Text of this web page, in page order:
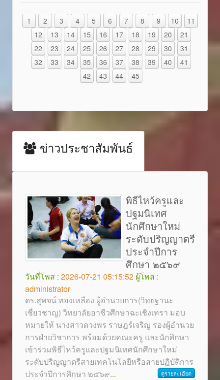
1 2 3 4 5 6 7 8 9 10
11
12
13 14 15 16 17 18 19 20
21
22
23 24 25 26 27 28 29 30
31
32
33 34 35 36 37 38 39 40
41
42
43 44 45
ข่าวประชาสัมพันธ์
พิธีไหว้ครูและ
ปฐมนิเทศ
นักศึกษาใหม่
ระดับปริญญาตรี
ประจำปีการ
ศึกษา ๒๕๖๙
วันที่โพส : 2026-07-21 05:15:52 ผู้โพส :
administrator
ดร.สุพจน์ ทองเหลือง ผู้อำนวยการ(วิทยฐานะ
เชี่ยวชาญ) วิทยาลัยอาชีวศึกษาฉะเชิงเทรา มอบ
หมายให้ นางสาวดวงพร ราษฎร์เจริญ รองผู้อำนวย
การฝ่ายวิชาการ พร้อมด้วยคณะครู และนักศึกษา
เข้าร่วมพิธีไหว้ครูและปฐมนิเทศนักศึกษาใหม่
ระดับปริญญาตรีสายเทคโนโลยีหรือสายปฏิบัติการ
ประจำปีการศึกษา ๒๕๖๙... ดูรายละเอียด